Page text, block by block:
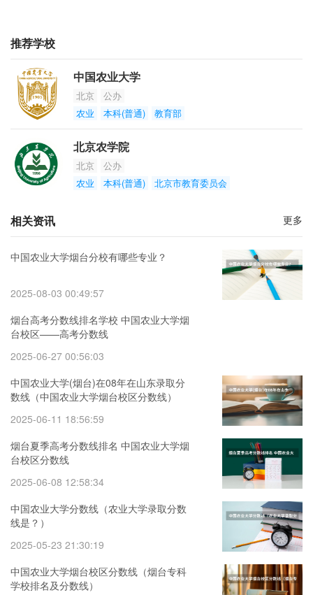
推荐学校
中国农业大学
北京
公办
农业
本科(普通) 教育部
北京农学院
北京
公办
农业
本科(普通) 北京市教育委员会
相关资讯 更多
中国农业大学烟台分校有哪些专业？
2025-08-03 00:49:57
烟台高考分数线排名学校 中国农业大学烟
台校区——高考分数线
2025-06-27 00:56:03
中国农业大学(烟台)在08年在山东录取分
数线（中国农业大学烟台校区分数线）
2025-06-11 18:56:59
烟台夏季高考分数线排名 中国农业大学烟
台校区分数线
2025-06-08 12:58:34
中国农业大学分数线（农业大学录取分数
线是？）
2025-05-23 21:30:19
中国农业大学烟台校区分数线（烟台专科
学校排名及分数线）